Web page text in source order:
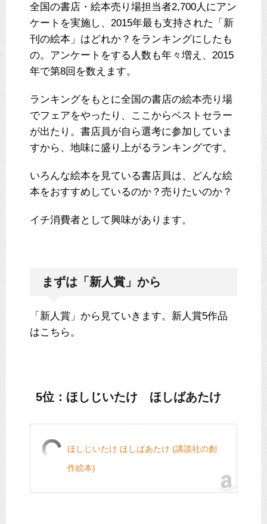
全国の書店・絵本売り場担当者2,700人にアン
ケートを実施し、2015年最も支持された「新
刊の絵本」はどれか？をランキングにしたも
の。アンケートをする人数も年々増え、2015
年で第8回を数えます。
ランキングをもとに全国の書店の絵本売り場
でフェアをやったり、ここからベストセラー
が出たり。書店員が自ら選考に参加していま
すから、地味に盛り上がるランキングです。
いろんな絵本を見ている書店員は、どんな絵
本をおすすめしているのか？売りたいのか？
イチ消費者として興味があります。
まずは「新人賞」から
「新人賞」から見ていきます。新人賞5作品
はこちら。
5位：ほしじいたけ ほしばあたけ
ほしじいたけ ほしばあたけ (講談社の創
作絵本)